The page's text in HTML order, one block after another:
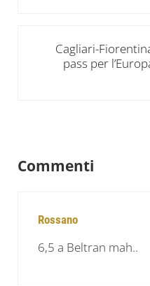
Cagliari-
pass per
Commenti
Rossano
6,5 a Beltran mah..